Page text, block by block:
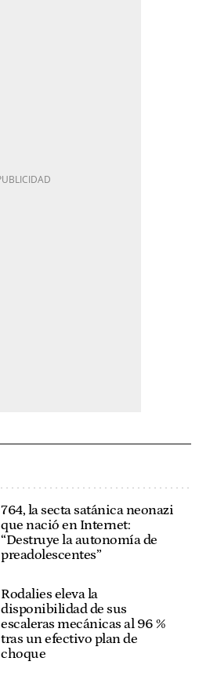
764, la secta satánica neonazi
que nació en Internet:
“Destruye la autonomía de
preadolescentes”
Rodalies eleva la
disponibilidad de sus
escaleras mecánicas al 96 %
tras un efectivo plan de
choque